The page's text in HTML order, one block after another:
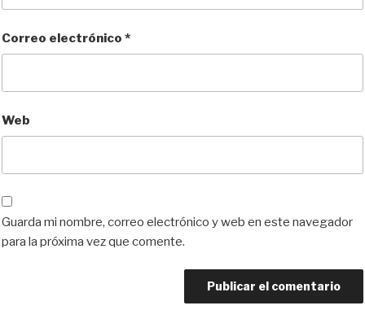
Correo electrónico *
Web
Guarda mi nombre, correo electrónico y web en este navegador
para la próxima vez que comente.